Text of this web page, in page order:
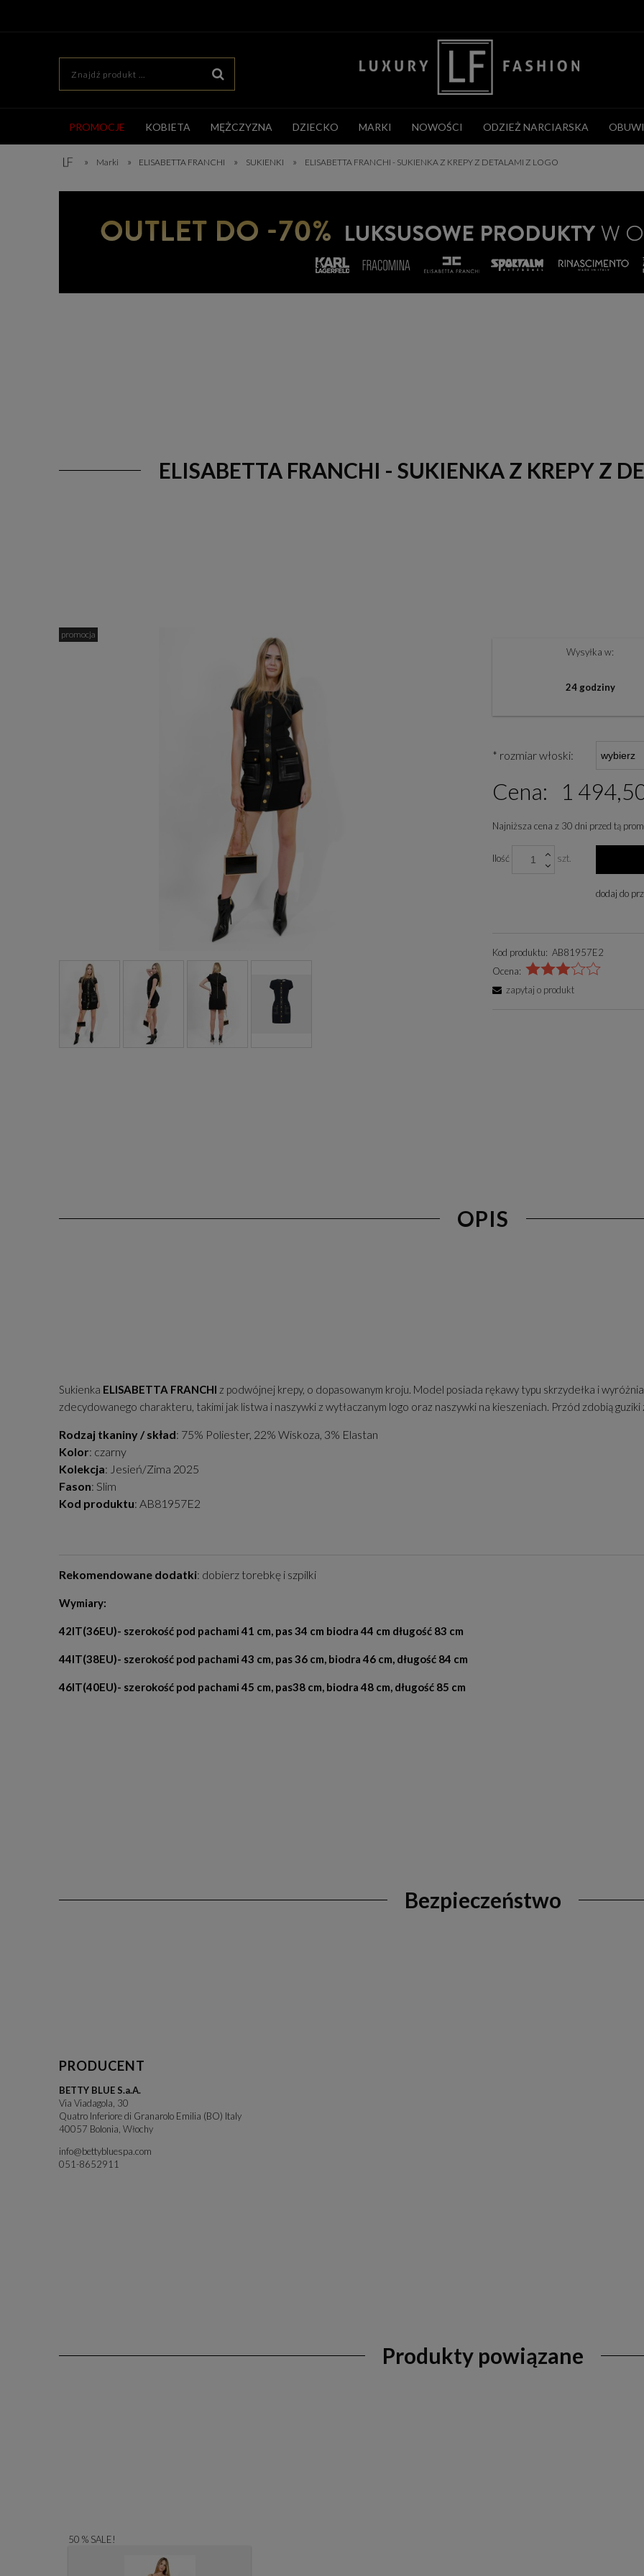
PROMOCJE KOBIETA MĘŻCZYZNA DZIECKO MARKI NOWOŚCI ODZIEŻ NARCIARSKA
» Marki » ELISABETTA FRANCHI » SUKIENKI » ELISABETTA FRANCHI - SUKIENKA Z KREPY Z DETALAMI Z LOGO
ELISABETTA FRANCHI - SUKIENKA Z KREPY Z
promocja
Wysyłka w:
24 godziny
* rozmiar włoski:
Cena: 1
Najniższa cena z 30 dni przed tą
Jeżeli produkt jest
się w sprzedaży.
Ilość szt.
dodaj do
Kod produktu: AB81957E2
Ocena:
zapytaj o produkt
OPIS
Sukienka ELISABETTA FRANCHI z podwójnej krepy, o dopasowanym kroju. Model posiada rękawy typu skrzydełka i
zdecydowanego charakteru, takimi jak listwa i naszywki z wytłaczanym logo oraz naszywki na kieszeniach. Przód zdobią
Rodzaj tkaniny / skład: 75% Poliester, 22% Wiskoza, 3% Elastan
Kolor: czarny
Kolekcja: Jesień/Zima 2025
Fason: Slim
Kod produktu: AB81957E2
Rekomendowane dodatki: dobierz torebkę i szpilki
Wymiary:
42IT(36EU)- szerokość pod pachami 41 cm, pas 34 cm biodra 44 cm długość 83 cm
44IT(38EU)- szerokość pod pachami 43 cm, pas 36 cm, biodra 46 cm, długość 84 cm
46IT(40EU)- szerokość pod pachami 45 cm, pas38 cm, biodra 48 cm, długość 85 cm
Bezpieczeństwo
PRODUCENT
BETTY BLUE S.a.A.
Via Viadagola, 30
Quatro Inferiore di Granarolo Emilia (BO) Italy
40057 Bolonia, Włochy
info@bettybluespa.com
051-8652911
Produkty powiązane
50 % SALE!